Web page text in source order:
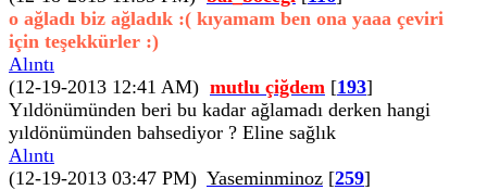
o ağladı biz ağladık :( kıyamam ben ona yaaa çeviri
için teşekkürler :)
Alıntı
(12-19-2013 12:41 AM) mutlu çiğdem [193]
Yıldönümünden beri bu kadar ağlamadı derken hangi
yıldönümünden bahsediyor ? Eline sağlık
Alıntı
(12-19-2013 03:47 PM) Yaseminminoz [259]